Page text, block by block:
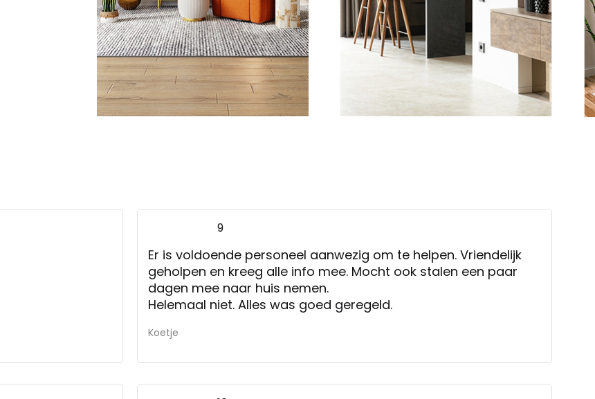
9
Er is voldoende personeel aanwezig om te helpen. Vriendelijk
geholpen en kreeg alle info mee. Mocht ook stalen een paar
dagen mee naar huis nemen.
Helemaal niet. Alles was goed geregeld.
Koetje